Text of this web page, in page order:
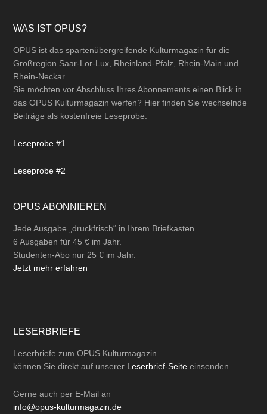
Footer
WAS IST OPUS?
OPUS ist das spartenübergreifende Kulturmagazin für die
Großregion Saar-Lor-Lux, Rheinland-Pfalz, Rhein-Main und
Rhein-Neckar.
Sie möchten vor Abschluss Ihres Abonnements einen Blick in
das OPUS Kulturmagazin werfen? Hier finden Sie wechselnde
Beiträge als kostenfreie Leseprobe.
Leseprobe #1
Leseprobe #2
OPUS ABONNIEREN
Jede Ausgabe „druckfrisch“ in Ihrem Briefkasten.
6 Ausgaben für 45 € im Jahr.
Studenten-Abo nur 25 € im Jahr.
Jetzt mehr erfahren
LESERBRIEFE
Leserbriefe zum OPUS Kulturmagazin
können Sie direkt auf unserer Leserbrief-Seite einsenden.
Gerne auch per E-Mail an
info@opus-kulturmagazin.de